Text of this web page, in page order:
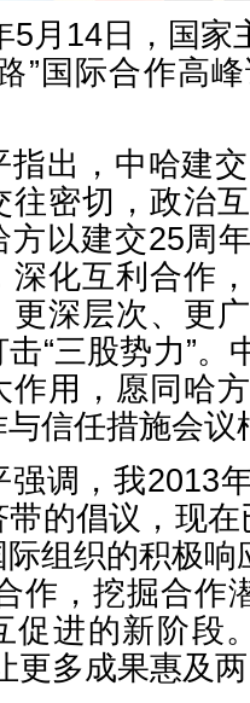
14日，国家
”国际合作高
，中哈建交
往密切，政治
方以建交25周
深化互利合作
更深层次、更
“三股势力”
作用，愿同哈
信任措施会议
，我2013年
的倡议，现
组织的积极响
作，挖掘合作
促进的新阶段
更多成果惠及